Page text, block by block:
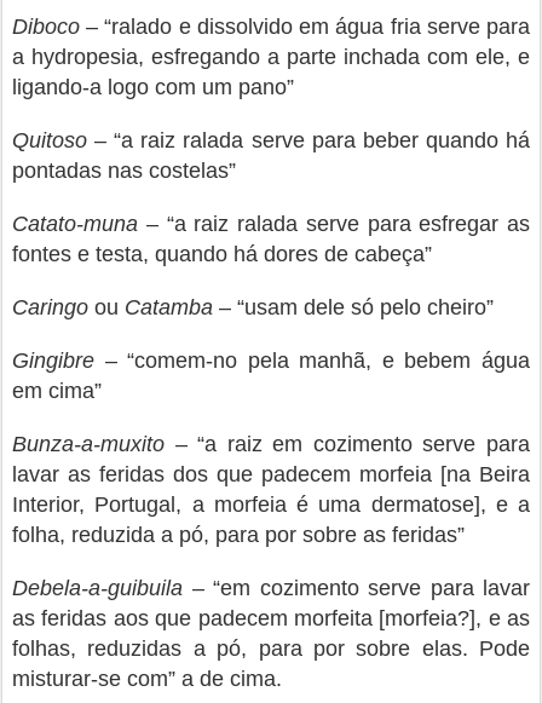
Diboco – “ralado e dissolvido em água fria serve para
a hydropesia, esfregando a parte inchada com ele, e
ligando-a logo com um pano”
Quitoso – “a raiz ralada serve para beber quando há
pontadas nas costelas”
Catato-muna – “a raiz ralada serve para esfregar as
fontes e testa, quando há dores de cabeça”
Caringo ou Catamba – “usam dele só pelo cheiro”
Gingibre – “comem-no pela manhã, e bebem água
em cima”
Bunza-a-muxito – “a raiz em cozimento serve para
lavar as feridas dos que padecem morfeia [na Beira
Interior, Portugal, a morfeia é uma dermatose], e a
folha, reduzida a pó, para por sobre as feridas”
Debela-a-guibuila – “em cozimento serve para lavar
as feridas aos que padecem morfeita [morfeia?], e as
folhas, reduzidas a pó, para por sobre elas. Pode
misturar-se com” a de cima.